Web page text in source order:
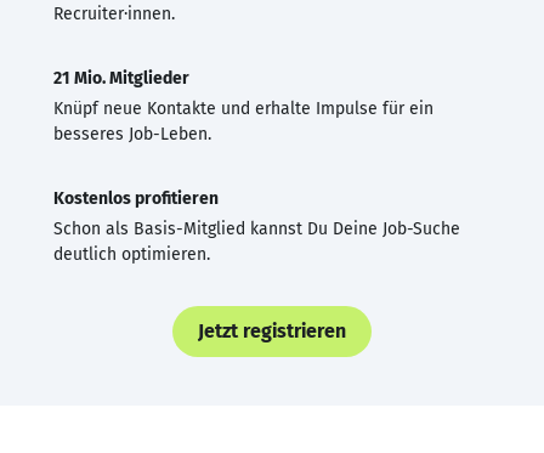
Recruiter·innen.
21 Mio. Mitglieder
Knüpf neue Kontakte und erhalte Impulse für ein
besseres Job-Leben.
Kostenlos profitieren
Schon als Basis-Mitglied kannst Du Deine Job-Suche
deutlich optimieren.
Jetzt registrieren